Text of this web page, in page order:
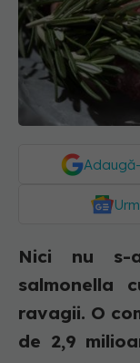
Nici nu s-
salmonella
ravagii. O
de 2,9